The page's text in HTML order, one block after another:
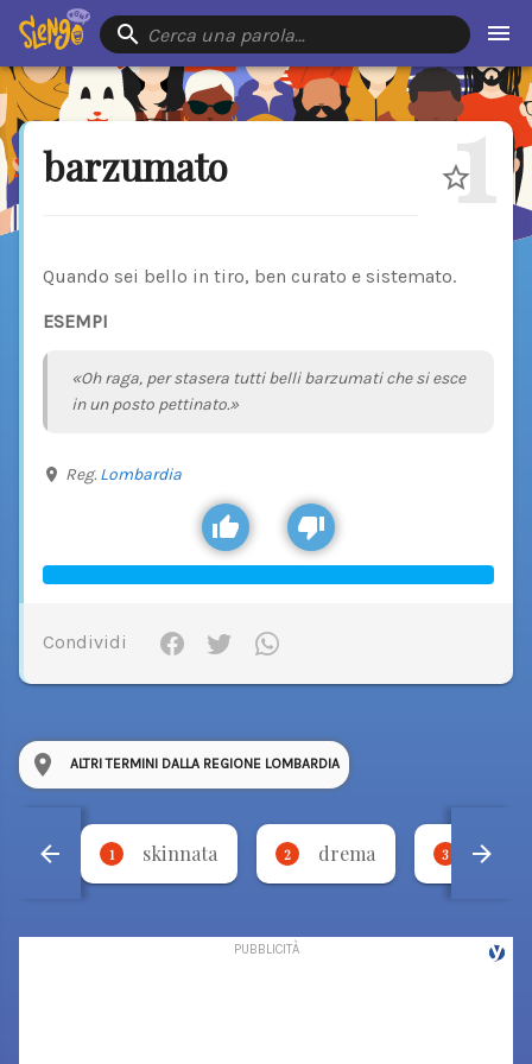
Cerca una parola…
barzumato 1
Quando sei bello in tiro, ben curato e sistemato.
ESEMPI
«Oh raga, per stasera tutti belli barzumati che si esce
in un posto pettinato.»
Reg. Lombardia
Condividi
ALTRI TERMINI DALLA REGIONE LOMBARDIA
1 skinnata 2 drema 3